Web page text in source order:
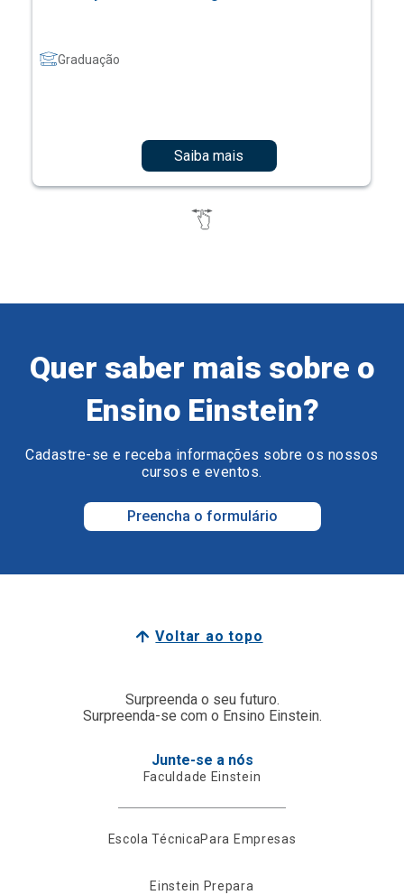
Graduação
Saiba mais
Quer saber mais sobre o
Ensino Einstein?
Cadastre-se e receba informações sobre os nossos
cursos e eventos.
Preencha o formulário
Voltar ao topo
Surpreenda o seu futuro.
Surpreenda-se com o Ensino Einstein.
Junte-se a nós
Faculdade Einstein
Escola TécnicaPara Empresas
Einstein Prepara